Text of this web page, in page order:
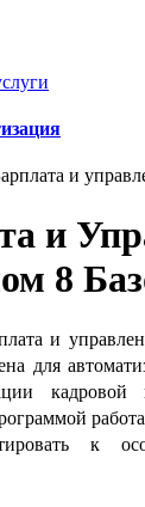
и
и
8
и
для
кадровой
к